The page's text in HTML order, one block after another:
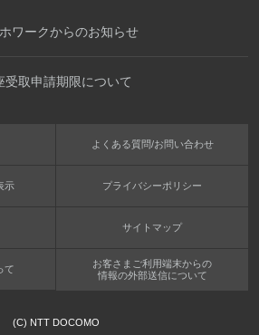
ワークからのお知らせ
受取申請期限について
よくある質問/お問い合わせ
示 プライバシーポリシー
サイトマップ
て
お客さまご利用端末からの
情報の外部送信について
(C) NTT DOCOMO